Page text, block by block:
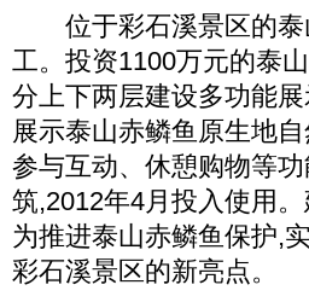
位于彩石溪景区的泰
工。投资1100万元的泰
分上下两层建设多功能
展示泰山赤鳞鱼原生地
参与互动、休憩购物等
筑,2012年4月投入使用
为推进泰山赤鳞鱼保护,
彩石溪景区的新亮点。